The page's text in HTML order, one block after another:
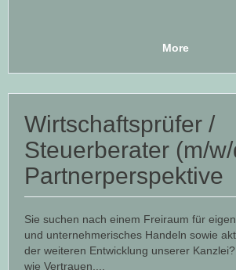
More
Wirtschaftsprüfer /
Steuerberater (m/
Partnerperspektive
Sie suchen nach einem Freiraum für
und unternehmerisches Handeln sowie
der weiteren Entwicklung unserer
wie Vertrauen,...